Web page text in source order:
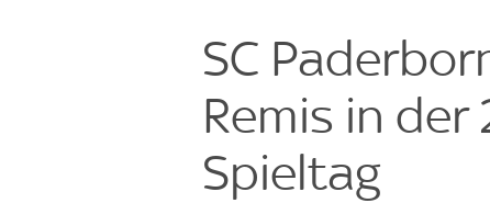
SC
Remis in der
Spieltag